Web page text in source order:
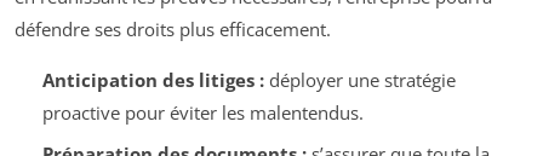
défendre ses droits plus efficacement.
Anticipation des litiges :déployer une stratégie
proactive pour éviter les malentendus.